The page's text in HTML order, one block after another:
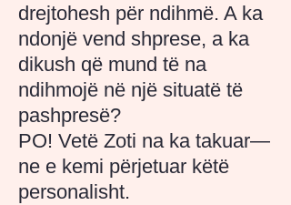
drejtohesh për ndihmë. A ka
ndonjë vend shprese, a ka
dikush që mund të na
ndihmojë në një situatë të
pashpresë?
PO! Vetë Zoti na ka takuar—
ne e kemi përjetuar këtë
personalisht.